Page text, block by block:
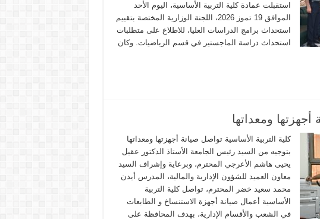
استقبلت عمادة كلية التربية الأساسية، اليوم الأحد
الموافق 19 تموز 2026، اللجنة الوزارية المختصة بتقييم
استحداث برامج الدراسات العليا، للاطلاع على متطلبات
استحداث دراسة الماجستير في قسم الرياضيات. وكان
أجهزتها ومعداتها
كلية التربية الأساسية تواصل صيانة أجهزتها ومعداتها
بتوجيه من السيد رئيس الجامعة الأستاذ الدكتور عقيل
يحيى هاشم الأعرجي المحترم، وبرعاية وإشراف السيد
معاون العميد للشؤون الإدارية والمالية، المدرس أيدن
محمد سعيد خضر المحترم، تواصل كلية التربية
الأساسية أعمال صيانة أجهزة الاستنساخ و الطابعات
في الشعب والأقسام الإدارية، بهدف المحافظة على